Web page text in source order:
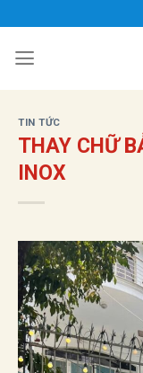
qua
nội
TIN TỨC
THAY CHỮ
INOX